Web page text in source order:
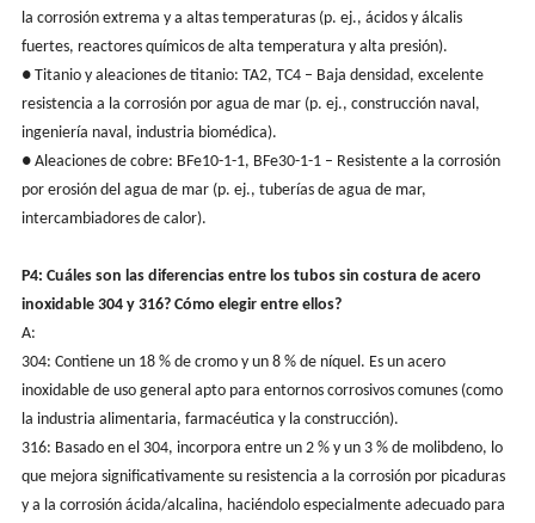
la corrosión extrema y a altas temperaturas (p. ej., ácidos y álcalis
fuertes, reactores químicos de alta temperatura y alta presión).
● Titanio y aleaciones de titanio: TA2, TC4 – Baja densidad, excelente
resistencia a la corrosión por agua de mar (p. ej., construcción naval,
ingeniería naval, industria biomédica).
● Aleaciones de cobre: BFe10-1-1, BFe30-1-1 – Resistente a la corrosión
por erosión del agua de mar (p. ej., tuberías de agua de mar,
intercambiadores de calor).
P4: Cuáles son las diferencias entre los tubos sin costura de acero
inoxidable 304 y 316? Cómo elegir entre ellos?
A:
304: Contiene un 18 % de cromo y un 8 % de níquel. Es un acero
inoxidable de uso general apto para entornos corrosivos comunes (como
la industria alimentaria, farmacéutica y la construcción).
316: Basado en el 304, incorpora entre un 2 % y un 3 % de molibdeno, lo
que mejora significativamente su resistencia a la corrosión por picaduras
y a la corrosión ácida/alcalina, haciéndolo especialmente adecuado para